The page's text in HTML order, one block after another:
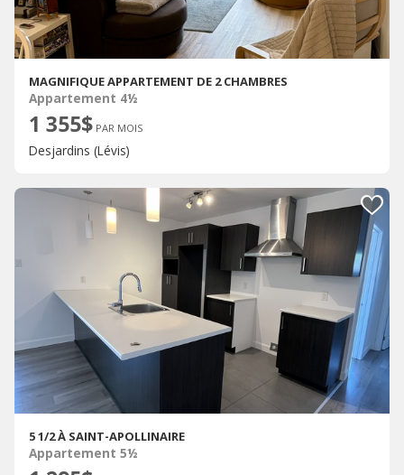
MAGNIFIQUE APPARTEMENT DE 2 CHAMBRES
Appartement 4½
1 355$ PAR MOIS
Desjardins (Lévis)
5 1/2 À SAINT-APOLLINAIRE
Appartement 5½